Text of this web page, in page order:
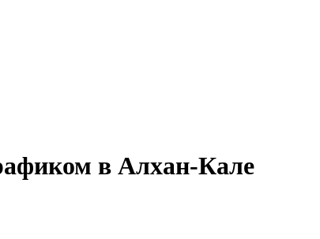
в Алхан-Кале